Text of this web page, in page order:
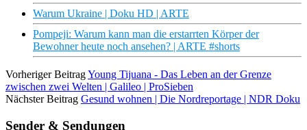
Warum Ukraine | Doku HD | ARTE
Pompeji: Warum kann man die erstarrten Körper der
Bewohner heute noch ansehen? | ARTE #shorts
Vorheriger BeitragYoung Tijuana - Das Leben an der Grenze
zwischen zwei Welten | Galileo | ProSieben
Nächster Beitrag Gesund wohnen | Die Nordreportage | NDR Doku
Sender & Sendungen